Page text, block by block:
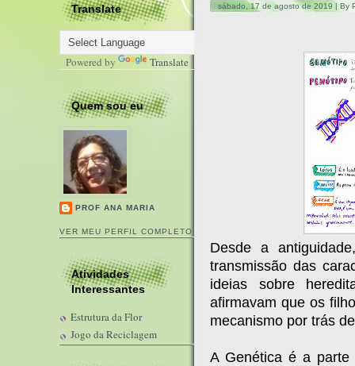
Translate
Powered by Translate
Quem sou eu
PROF ANA MARIA
VER MEU PERFIL COMPLETO
Atividades
Interessantes
Estrutura da Flor
Jogo da Reciclagem
sábado, 17 de agosto de 2019 | By
Desde a
transmissão das
ideias sobre
afirmavam que os
mecanismo por trás
A Genética é a parte